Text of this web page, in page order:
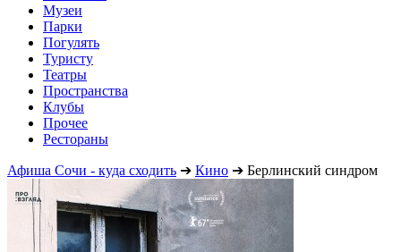
Музеи
Парки
Погулять
Туристу
Театры
Пространства
Клубы
Прочее
Рестораны
Афиша Сочи - куда сходить ➔ Кино ➔ Берлинский синдром